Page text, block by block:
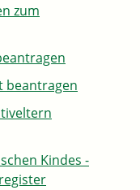
zum
beantragen
Kindes -